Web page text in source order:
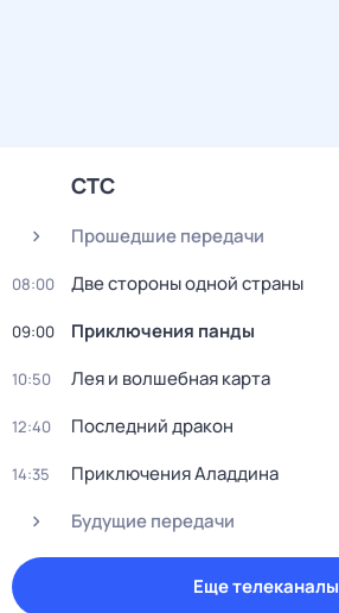
СТС
Прошедшие передачи
08:00 Две стороны одной страны
09:00 Приключения панды
10:50 Лея и волшебная каpтa
12:40 Последний дракон
14:35
Приключения Аладдина
Будущие передачи
Еще телеканалы